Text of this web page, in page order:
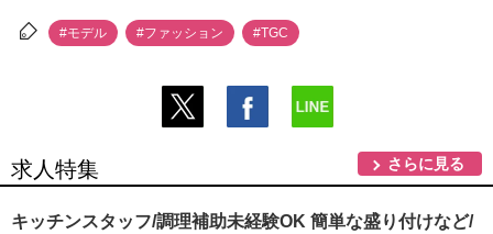
#モデル #ファッション #TGC
求人特集 さらに見る
キッチンスタッフ/調理補助未経験OK 簡単な盛り付けなど/